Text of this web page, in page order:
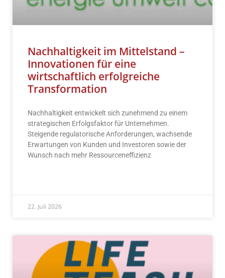
Nachhaltigkeit im Mittelstand –
Innovationen für eine
wirtschaftlich erfolgreiche
Transformation
Nachhaltigkeit entwickelt sich zunehmend zu einem
strategischen Erfolgsfaktor für Unternehmen.
Steigende regulatorische Anforderungen, wachsende
Erwartungen von Kunden und Investoren sowie der
Wunsch nach mehr Ressourceneffizienz
22. Juli 2026